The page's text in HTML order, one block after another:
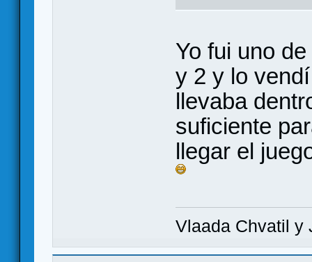
Yo fui uno
y 2 y lo
llevaba
suficiente
llegar el
Vlaada Chvatil y